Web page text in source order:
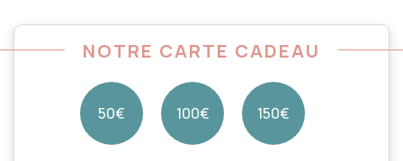
NOTRE CARTE CADEAU
50€ 100€ 150€